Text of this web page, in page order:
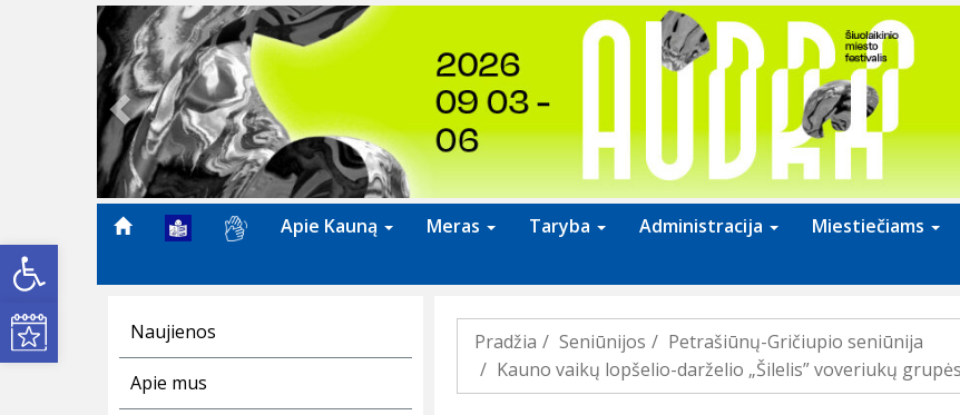
Open toolbar
Kultūros renginiai
Previous
Apie Kauną Meras Taryba Administracija Miestiečiams
Naujienos
Apie mus
Pradžia Seniūnijos
Petrašiūnų-Gričiupio seniūnija
Kauno vaikų lopšelio-darželio „Šilelis” voveriukų